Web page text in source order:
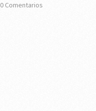
0 Comentarios